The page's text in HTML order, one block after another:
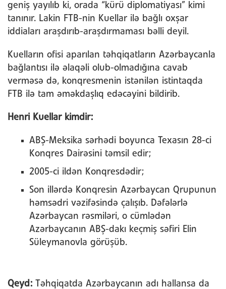
geniş yayılıb ki, orada “kürü diplomatiyası” kimi
tanınır. Lakin FTB-nin Kuellar ilə bağlı oxşar
iddiaları araşdırıb-araşdırmaması bəlli deyil.
Kuelların ofisi aparılan təhqiqatların Azərbaycanla
bağlantısı ilə əlaqəli olub-olmadığına cavab
verməsə də, konqresmenin istənilən istintaqda
FTB ilə tam əməkdaşlıq edəcəyini bildirib.
Henri Kuellar kimdir:
ABŞ-Meksika sərhədi boyunca Texasın 28-ci
Konqres Dairəsini təmsil edir;
2005-ci ildən Konqresdədir;
Son illərdə Konqresin Azərbaycan Qrupunun
həmsədri vəzifəsində çalışıb. Dəfələrlə
Azərbaycan rəsmiləri, o cümlədən
Azərbaycanın ABŞ-dakı keçmiş səfiri Elin
Süleymanovla görüşüb.
Qeyd: Təhqiqatda Azərbaycanın adı hallansa da